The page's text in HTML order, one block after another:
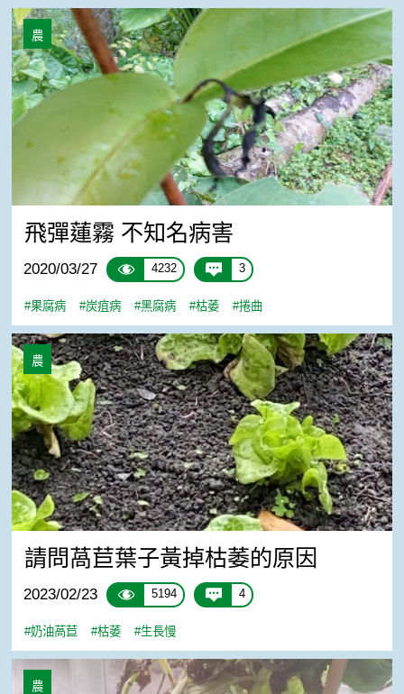
飛彈蓮霧 不知名病害
農
飛彈蓮霧 不知名病害
2020/03/27 4232 3
#果腐病 #炭疽病 #黑腐病 #枯萎 #捲曲
請問萵苣葉子黃掉枯萎的原因
農
請問萵苣葉子黃掉枯萎的原因
2023/02/23 5194 4
#奶油萵苣 #枯萎 #生長慢
剛買的薄荷,葉子枯萎變黃變黑爛爛的,什麼原因呢？！如
農